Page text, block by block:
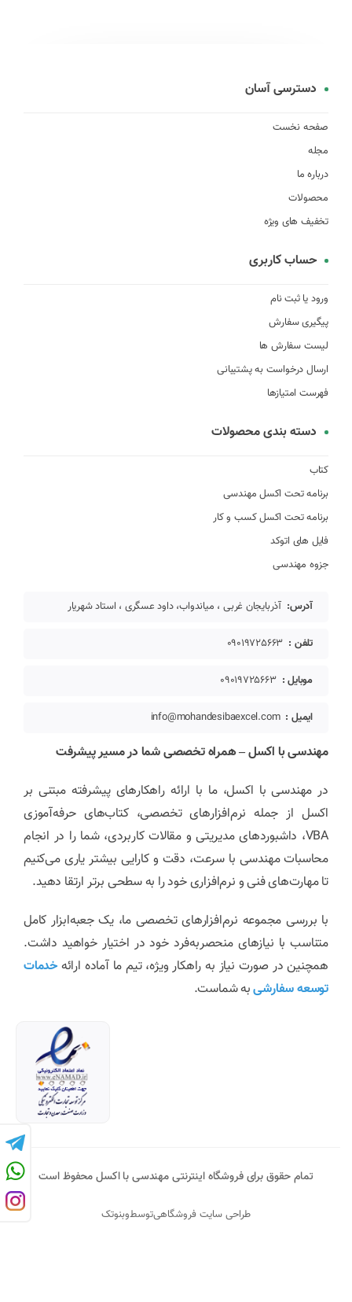
دسترسی آسان
صفحه نخست
مجله
درباره ما
محصولات
تخفیف های ویژه
حساب کاربری
ورود یا ثبت نام
پیگیری سفارش
لیست سفارش ها
ارسال درخواست به پشتیبانی
فهرست امتیازها
دسته بندی محصولات
کتاب
برنامه تحت اکسل مهندسی
برنامه تحت اکسل کسب و کار
فایل های اتوکد
جزوه مهندسی
آدرس: آذربایجان غربی ، میاندواب، داود عسگری ، استاد شهریار
تلفن : 09019725663
موبایل : 09019725663
ایمیل : info@mohandesibaexcel.com
مهندسی با اکسل – همراه تخصصی شما در مسیر پیشرفت
در مهندسی با اکسل، ما با ارائه راهکارهای پیشرفته مبتنی بر
اکسل از جمله نرم‌افزارهای تخصصی، کتاب‌های حرفه‌آموزی
VBA، داشبوردهای مدیریتی و مقالات کاربردی، شما را در انجام
محاسبات مهندسی با سرعت، دقت و کارایی بیشتر یاری می‌کنیم
تا مهارت‌های فنی و نرم‌افزاری خود را به سطحی برتر ارتقا دهید.
با بررسی مجموعه نرم‌افزارهای تخصصی ما، یک جعبه‌ابزار کامل
متناسب با نیازهای منحصربه‌فرد خود در اختیار خواهید داشت.
همچنین در صورت نیاز به راهکار ویژه، تیم ما آماده ارائهخدمات
توسعه سفارشیبه شماست.
تمام حقوق برای فروشگاه اینترنتی مهندسی با اکسل محفوظ است
طراحی سایت فروشگاهیتوسطوبنوتک